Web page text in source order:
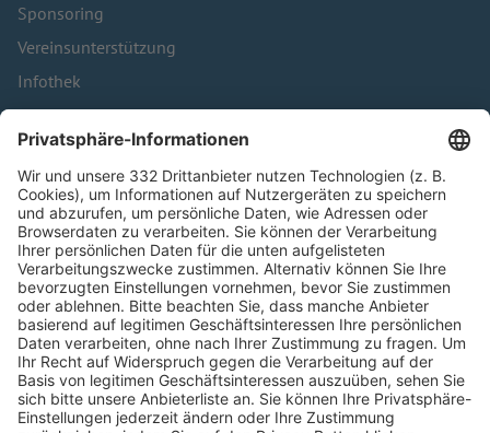
Sponsoring
Vereinsunterstützung
Infothek
Kontakt
HÄUFIG BESUCHTE SEITEN
Pässe und Vereinswechsel
Trainerausbildung
Schulungsangebot Vereinsmitarbeiter
BFV-Geschäftsstellen
Trainerbörse
Login SpielPlus